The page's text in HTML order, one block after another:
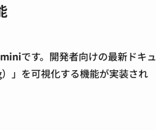
です。開発者向けの最新ドキュ
」を可視化する機能が実装され